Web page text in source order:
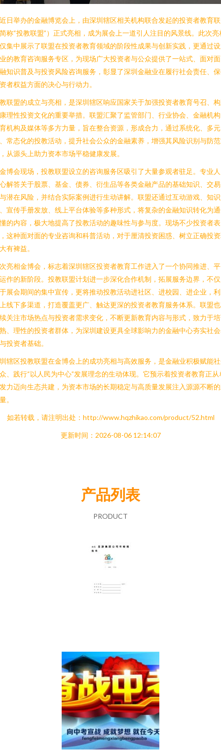
日举办的金融博览会上，由深圳辖区相关机构联合发起的投资者教育
称“投教联盟”）正式亮相，成为展会上一道引人注目的风景线。此次亮
集中展示了联盟在投资者教育领域的阶段性成果与创新实践，更通过
的教育咨询服务专区，为现场广大投资者与公众提供了一站式、面对
知识普及与投资风险咨询服务，彰显了深圳金融业在履行社会责任、
者权益方面的决心与行动力。
联盟的成立与亮相，是深圳辖区响应国家关于加强投资者教育号召、
理性投资文化的重要举措。联盟汇聚了监管部门、行业协会、金融机
机构及媒体等多方力量，旨在整合资源，形成合力，通过系统化、多元
常态化的投教活动，提升社会公众的金融素养，增强其风险识别与防
从源头上助力资本市场平稳健康发展。
博会现场，投教联盟设立的咨询服务区吸引了大量参观者驻足。专业
解答关于股票、基金、债券、衍生品等各类金融产品的基础知识、交
潜在风险，并结合实际案例进行生动讲解。联盟还通过互动游戏、知
宣传手册发放、线上平台体验等多种形式，将复杂的金融知识转化为
的内容，极大地提高了投教活动的趣味性与参与度。现场不少投资者表
这种面对面的专业咨询和科普活动，对于厘清投资困惑、树立正确投
有裨益。
亮相金博会，标志着深圳辖区投资者教育工作进入了一个协同推进、
作的新阶段。投教联盟计划进一步深化合作机制，拓展服务边界，不
展会期间的集中宣传，更将推动投教活动进社区、进校园、进企业，
线下多渠道，打造覆盖更广、触达更深的投资者教育服务体系。联盟
关注市场热点与投资者需求变化，不断更新教育内容与形式，致力于
、理性的投资者群体，为深圳建设更具全球影响力的金融中心夯实社
投资者基础。
辖区投教联盟在金博会上的成功亮相与高效服务，是金融业积极赋能
、践行“以人民为中心”发展理念的生动体现。它预示着投资者教育正从
力迈向生态共建，为资本市场的长期稳定与高质量发展注入源源不断
。
如若转载，请注明出处：http://www.hqzhikao.com/product/52.html
更新时间：2026-08-06 12:14:07
产品列表
PRODUCT